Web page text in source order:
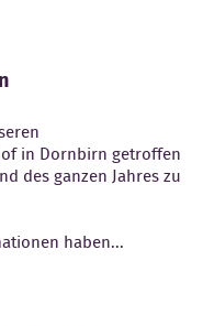
in Dornbirn getroffen
des ganzen Jahres zu
haben...